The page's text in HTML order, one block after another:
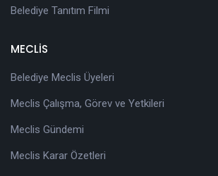
Belediye Tanıtım Filmi
MECLİS
Belediye Meclis Üyeleri
Meclis Çalışma, Görev ve Yetkileri
Meclis Gündemi
Meclis Karar Özetleri